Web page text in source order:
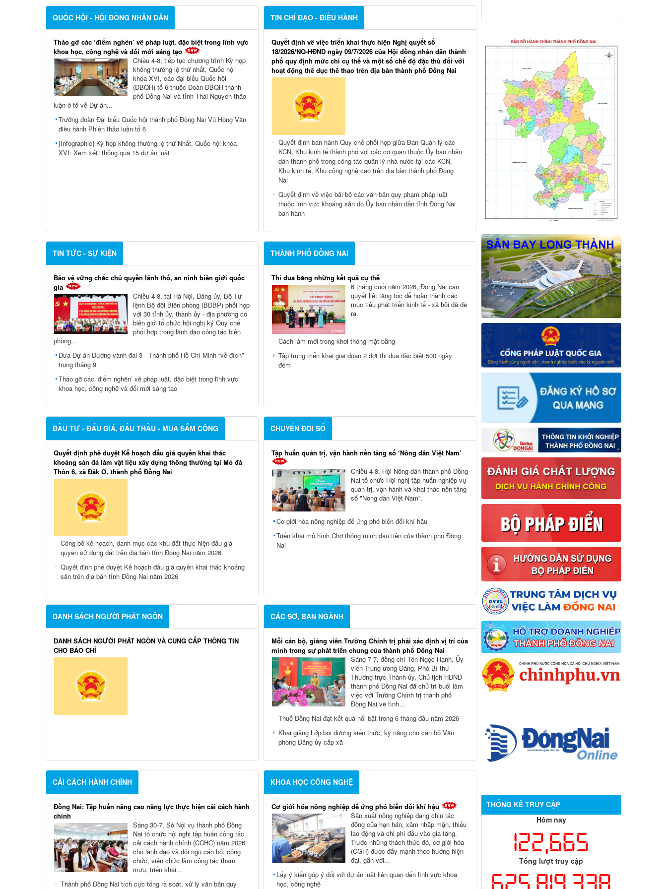
QUỐC HỘI - HỘI ĐỒNG NHÂN DÂN
Tháo gỡ các ‘điểm nghẽn’ về pháp luật, đặc biệt trong lĩnh vực
khoa học, công nghệ và đổi mới sáng tạo
Chiều 4-8, tiếp tục chương trình Kỳ họp
không thường lệ thứ nhất, Quốc hội
khóa XVI, các đại biểu Quốc hội
(ĐBQH) tổ 6 thuộc Đoàn ĐBQH thành
phố Đồng Nai và tỉnh Thái Nguyên thảo
luận ở tổ về Dự án...
Trưởng đoàn Đại biểu Quốc hội thành phố Đồng Nai Vũ Hồng Văn
điều hành Phiên thảo luận tổ 6
[Infographic] Kỳ họp không thường lệ thứ Nhất, Quốc hội khóa
XVI: Xem xét, thông qua 15 dự án luật
TIN CHỈ ĐẠO - ĐIỀU HÀNH
Quyết định về việc triển khai thực hiện Nghị quyết số
18/2026/NQ-HĐND ngày 09/7/2026 của Hội đồng nhân dân thành
phố quy định mức chi cụ thể và một số chế độ đặc thù đối với
hoạt động thể dục thể thao trên địa bàn thành phố Đồng Nai
Quyết định ban hành Quy chế phối hợp giữa Ban Quản lý các
KCN, Khu kinh tế thành phố với các cơ quan thuộc Ủy ban nhân
dân thành phố trong công tác quản lý nhà nước tại các KCN,
Khu kinh tế, Khu công nghệ cao trên địa bàn thành phố Đồng
Nai
Quyết định về việc bãi bỏ các văn bản quy phạm pháp luật
thuộc lĩnh vực khoáng sản do Ủy ban nhân dân tỉnh Đồng Nai
ban hành
TIN TỨC - SỰ KIỆN
Bảo vệ vững chắc chủ quyền lãnh thổ, an ninh biên giới quốc
gia
Chiều 4-8, tại Hà Nội, Đảng ủy, Bộ Tư
lệnh Bộ đội Biên phòng (BĐBP) phối hợp
với 30 tỉnh ủy, thành ủy - địa phương có
biên giới tổ chức hội nghị ký Quy chế
phối hợp trong lãnh đạo công tác biên
phòng...
Đưa Dự án Đường vành đai 3 - Thành phố Hồ Chí Minh “về đích”
trong tháng 9
Tháo gỡ các ‘điểm nghẽn’ về pháp luật, đặc biệt trong lĩnh vực
khoa học, công nghệ và đổi mới sáng tạo
THÀNH PHỐ ĐỒNG NAI
Thi đua bằng những kết quả cụ thể
6 tháng cuối năm 2026, Đồng Nai cần
quyết liệt tăng tốc để hoàn thành các
mục tiêu phát triển kinh tế - xã hội đã đề
ra.
Cách làm mới trong khơi thông mặt bằng
Tập trung triển khai giai đoạn 2 đợt thi đua đặc biệt 500 ngày
đêm
ĐẦU TƯ - ĐẤU GIÁ, ĐẤU THẦU - MUA SẮM CÔNG
Quyết định phê duyệt Kế hoạch đấu giá quyền khai thác
khoáng sản đá làm vật liệu xây dựng thông thường tại Mỏ đá
Thôn 6, xã Đăk Ơ, thành phố Đồng Nai
Công bố kế hoạch, danh mục các khu đất thực hiện đấu giá
quyền sử dụng đất trên địa bàn tỉnh Đồng Nai năm 2026
Quyết định phê duyệt Kế hoạch đấu giá quyền khai thác khoáng
sản trên địa bàn tỉnh Đồng Nai năm 2026
CHUYỂN ĐỔI SỐ
Tập huấn quản trị, vận hành nền tảng số ‘Nông dân Việt Nam’
Chiều 4-8, Hội Nông dân thành phố Đồng
Nai tổ chức Hội nghị tập huấn nghiệp vụ
quản trị, vận hành và khai thác nền tảng
số "Nông dân Việt Nam".
Cơ giới hóa nông nghiệp để ứng phó biến đổi khí hậu
Triển khai mô hình Chợ thông minh đầu tiên của thành phố Đồng
Nai
DANH SÁCH NGƯỜI PHÁT NGÔN
DANH SÁCH NGƯỜI PHÁT NGÔN VÀ CUNG CẤP THÔNG TIN
CHO BÁO CHÍ
CÁC SỞ, BAN NGÀNH
Mỗi cán bộ, giảng viên Trường Chính trị phải xác định vị trí của
mình trong sự phát triển chung của thành phố Đồng Nai
Sáng 7-7, đồng chí Tôn Ngọc Hạnh, Ủy
viên Trung ương Đảng, Phó Bí thư
Thường trực Thành ủy, Chủ tịch HĐND
thành phố Đồng Nai đã chủ trì buổi làm
việc với Trường Chính trị thành phố
Đồng Nai về tình...
Thuế Đồng Nai đạt kết quả nổi bật trong 6 tháng đầu năm 2026
Khai giảng Lớp bồi dưỡng kiến thức, kỹ năng cho cán bộ Văn
phòng Đảng ủy cấp xã
CẢI CÁCH HÀNH CHÍNH
Đồng Nai: Tập huấn nâng cao năng lực thực hiện cải cách hành
chính
Sáng 30-7, Sở Nội vụ thành phố Đồng
Nai tổ chức hội nghị tập huấn công tác
cải cách hành chính (CCHC) năm 2026
cho lãnh đạo và đội ngũ cán bộ, công
chức, viên chức làm công tác tham
mưu, triển khai...
Thành phố Đồng Nai tích cực tổng rà soát, xử lý văn bản quy
KHOA HỌC CÔNG NGHỆ
Cơ giới hóa nông nghiệp để ứng phó biến đổi khí hậu
Sản xuất nông nghiệp đang chịu tác
động của hạn hán, xâm nhập mặn, thiếu
lao động và chi phí đầu vào gia tăng.
Trước những thách thức đó, cơ giới hóa
(CGH) được đẩy mạnh theo hướng hiện
đại, gắn với...
Lấy ý kiến góp ý đối với dự án luật liên quan đến lĩnh vực khoa
học, công nghệ
THỐNG KÊ TRUY CẬP
Hôm nay
122,665
Tổng lượt truy cập
625,819,338